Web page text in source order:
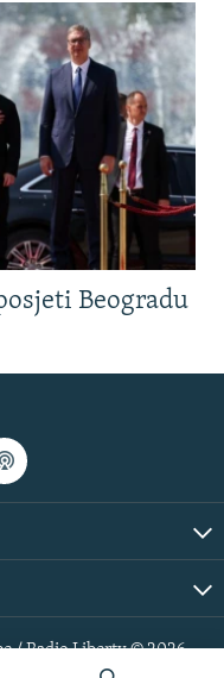
Beogradu
/ Radio Liberty © 2026